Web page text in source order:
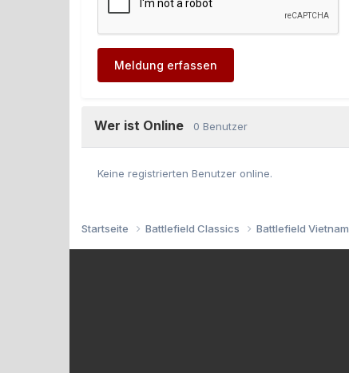
Meldung erfassen
Wer ist Online 0 Benutzer
Keine registrierten Benutzer online.
Startseite Battlefield Classics Battlefield Vietnam